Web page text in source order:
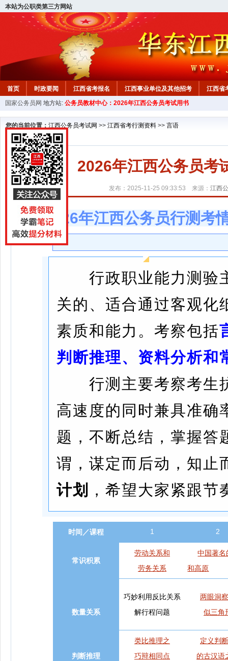
本站为公职类第三方网站
首页 时政要闻 江西省考报名 江西事业单位及其他招考 江西省
教材中心
国家公务员网 地方站: 公务员教材中心：2026年江西公务员考试用书
您的当前位置： 江西公务员考试网 >> 江西省考行测资料 >> 言语
2026年江西公务员考
发布：2025-11-25 09:33:53 来源： 江西
2026年江西公务员行测考
行政职业能力测验
关的、适合通过客观化
素质和能力。考察包括
判断推理、资料分析和
行测主要考察考生
高速度的同时兼具准确
题，不断总结，掌握答
谓，谋定而后动，知止
计划
，希望大家紧跟
时间／课程 1 2
常识积累
劳动关系和
劳务关系
中国著名
和高原
数量关系
巧妙利用反比关系
解行程问题
两眼洞
似三角
判断推理
类比推理之
巧辩相同点
定义判
的古汉语